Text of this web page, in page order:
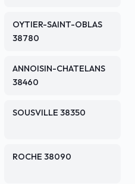
OYTIER-SAINT-OBLAS
38780
ANNOISIN-CHATELANS
38460
SOUSVILLE 38350
ROCHE 38090